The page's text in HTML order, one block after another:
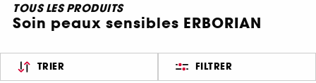
TOUS LES PRODUITS
Soin peaux sensibles ERBORIAN
TRIER FILTRER